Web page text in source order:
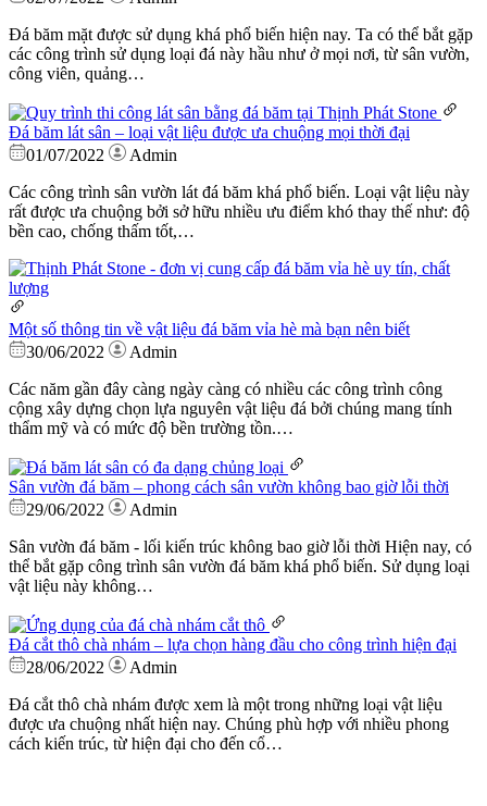
Đá băm mặt được sử dụng khá phổ biến hiện nay. Ta có thể bắt gặp
các công trình sử dụng loại đá này hầu như ở mọi nơi, từ sân vườn,
công viên, quảng…
Đá băm lát sân – loại vật liệu được ưa chuộng mọi thời đại
01/07/2022
Admin
Các công trình sân vườn lát đá băm khá phổ biến. Loại vật liệu này
rất được ưa chuộng bởi sở hữu nhiều ưu điểm khó thay thế như: độ
bền cao, chống thấm tốt,…
Một số thông tin về vật liệu đá băm vỉa hè mà bạn nên biết
30/06/2022
Admin
Các năm gần đây càng ngày càng có nhiều các công trình công
cộng xây dựng chọn lựa nguyên vật liệu đá bởi chúng mang tính
thẩm mỹ và có mức độ bền trường tồn.…
Sân vườn đá băm – phong cách sân vườn không bao giờ lỗi thời
29/06/2022
Admin
Sân vườn đá băm - lối kiến trúc không bao giờ lỗi thời Hiện nay, có
thể bắt gặp công trình sân vườn đá băm khá phổ biến. Sử dụng loại
vật liệu này không…
Đá cắt thô chà nhám – lựa chọn hàng đầu cho công trình hiện đại
28/06/2022
Admin
Đá cắt thô chà nhám được xem là một trong những loại vật liệu
được ưa chuộng nhất hiện nay. Chúng phù hợp với nhiều phong
cách kiến trúc, từ hiện đại cho đến cổ…